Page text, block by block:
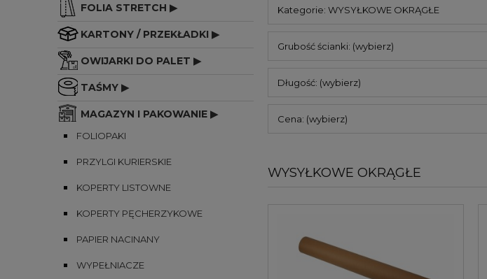
FOLIA STRETCH ▶
KARTONY / PRZEKŁADKI ▶
OWIJARKI DO PALET ▶
TAŚMY ▶
MAGAZYN I PAKOWANIE ▶
FOLIOPAKI
PRZYLGI KURIERSKIE
KOPERTY LISTOWNE
KOPERTY PĘCHERZYKOWE
PAPIER NACINANY
WYPEŁNIACZE
Kategorie: WYSYŁKOWE OKRĄGŁE
Grubość ścianki: (wybierz)
Długość: (wybierz)
Cena: (wybierz)
WYSYŁKOWE OKRĄGŁE